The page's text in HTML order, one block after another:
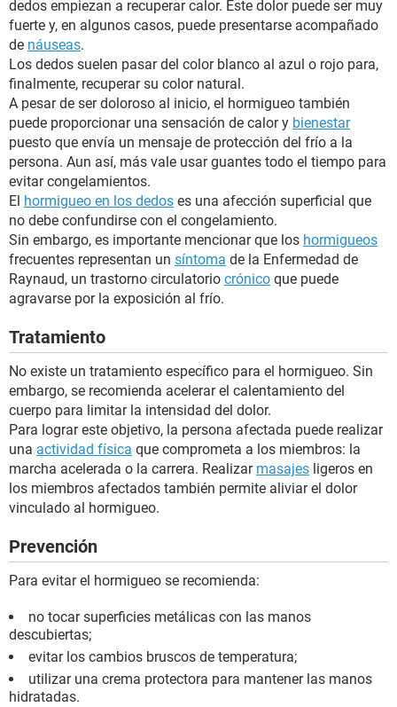
dedos empiezan a recuperar calor. Este dolor puede ser muy
fuerte y, en algunos casos, puede presentarse acompañado
de náuseas.
Los dedos suelen pasar del color blanco al azul o rojo para,
finalmente, recuperar su color natural.
A pesar de ser doloroso al inicio, el hormigueo también
puede proporcionar una sensación de calor y bienestar
puesto que envía un mensaje de protección del frío a la
persona. Aun así, más vale usar guantes todo el tiempo para
evitar congelamientos.
El hormigueo en los dedos es una afección superficial que
no debe confundirse con el congelamiento.
Sin embargo, es importante mencionar que los hormigueos
frecuentes representan un síntoma de la Enfermedad de
Raynaud, un trastorno circulatorio crónico que puede
agravarse por la exposición al frío.
Tratamiento
No existe un tratamiento específico para el hormigueo. Sin
embargo, se recomienda acelerar el calentamiento del
cuerpo para limitar la intensidad del dolor.
Para lograr este objetivo, la persona afectada puede realizar
una actividad física que comprometa a los miembros: la
marcha acelerada o la carrera. Realizar masajes ligeros en
los miembros afectados también permite aliviar el dolor
vinculado al hormigueo.
Prevención
Para evitar el hormigueo se recomienda:
no tocar superficies metálicas con las manos
descubiertas;
evitar los cambios bruscos de temperatura;
utilizar una crema protectora para mantener las manos
hidratadas.